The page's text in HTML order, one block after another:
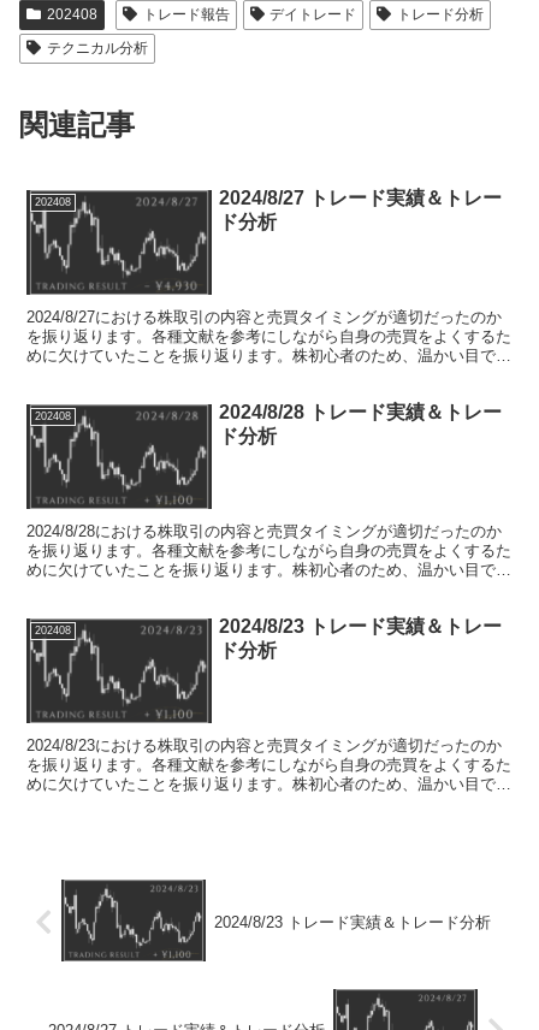
202408 トレード報告 デイトレード
トレード分析
テクニカル分析
関連記事
202408
2024/8/27 トレード実績＆トレー
ド分析
2024/8/27における株取引の内容と売買タイミングが適切だったのか
を振り返ります。各種文献を参考にしながら自身の売買をよくするた
めに欠けていたことを振り返ります。株初心者のため、温かい目でお
202408
2024/8/28 トレード実績＆トレー
ド分析
2024/8/28における株取引の内容と売買タイミングが適切だったのか
を振り返ります。各種文献を参考にしながら自身の売買をよくするた
めに欠けていたことを振り返ります。株初心者のため、温かい目でお
202408
2024/8/23 トレード実績＆トレー
ド分析
2024/8/23における株取引の内容と売買タイミングが適切だったのか
を振り返ります。各種文献を参考にしながら自身の売買をよくするた
めに欠けていたことを振り返ります。株初心者のため、温かい目でお
2024/8/23 トレード実績＆トレード分析